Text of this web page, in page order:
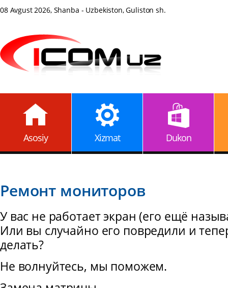
08 Avgust 2026, Shanba - Uzbekiston, Guliston sh.
Asosiy Xizmat Dukon
Ремонт мониторов
У вас не работает экран (его ещё
Или вы случайно его повредили и
делать?
Не волнуйтесь, мы поможем.